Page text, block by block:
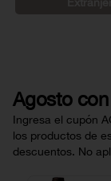
Agosto
Ingresa el cupón
los productos de
descuentos. No